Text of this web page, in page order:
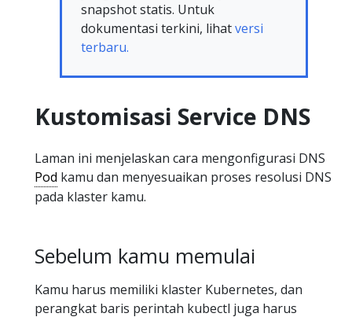
snapshot statis. Untuk
dokumentasi terkini, lihatversi
terbaru.
Kustomisasi Service DNS
Laman ini menjelaskan cara mengonfigurasi DNS
Pod kamu dan menyesuaikan proses resolusi DNS
pada klaster kamu.
Sebelum kamu memulai
Kamu harus memiliki klaster Kubernetes, dan
perangkat baris perintah kubectl juga harus